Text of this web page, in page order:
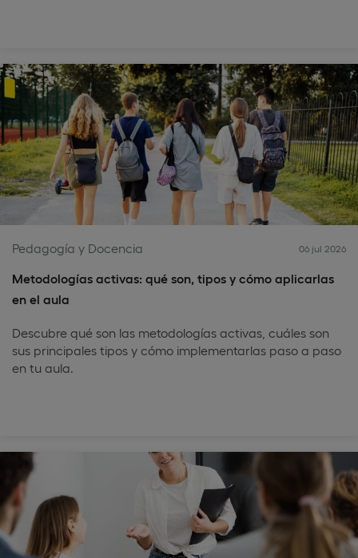
Pedagogía y Docencia 06 jul 2026
Metodologías activas: qué son, tipos y cómo aplicarlas
en el aula
Descubre qué son las metodologías activas, cuáles son
sus principales tipos y cómo implementarlas paso a paso
en tu aula.